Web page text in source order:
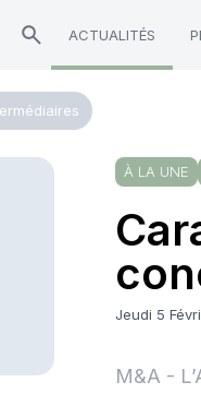
ACTUALITÉS
À LA UNE
Jeudi 5
M&A -